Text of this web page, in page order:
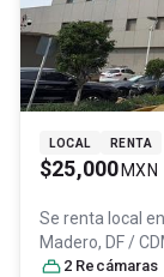
LOCAL RENTA
$25,000 MXN
Se renta local en
Madero, DF /
2 Recámaras